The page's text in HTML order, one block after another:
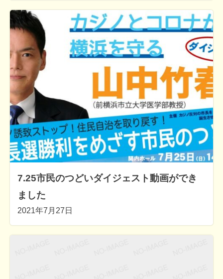
7.25市民のつどいダイジェスト動画ができ
ました
2021年7月27日